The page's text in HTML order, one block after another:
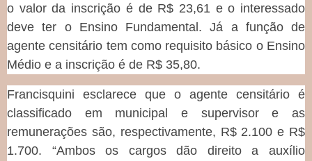
o valor da inscrição é de R$ 23,61 e o interessado
deve ter o Ensino Fundamental. Já a função de
agente censitário tem como requisito básico o Ensino
Médio e a inscrição é de R$ 35,80.
Francisquini esclarece que o agente censitário é
classificado em municipal e supervisor e as
remunerações são, respectivamente, R$ 2.100 e R$
1.700. “Ambos os cargos dão direito a auxílio